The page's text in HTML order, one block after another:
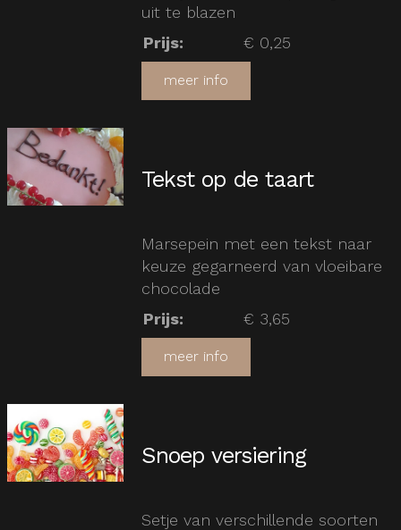
uit te blazen
Prijs: € 0,25
meer info
Tekst op de taart
Marsepein met een tekst naar
keuze gegarneerd van vloeibare
chocolade
Prijs: € 3,65
meer info
Snoep versiering
Setje van verschillende soorten